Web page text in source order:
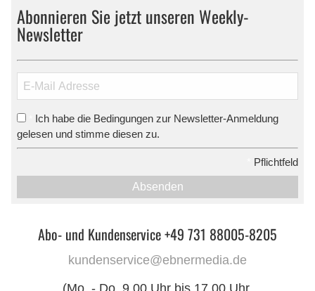
Abonnieren Sie jetzt unseren Weekly-
Newsletter
Ich habe die Bedingungen zur Newsletter-Anmeldung
gelesen und stimme diesen zu.
Pflichtfeld
Absenden
Abo- und Kundenservice +49 731 88005-8205
kundenservice@ebnermedia.de